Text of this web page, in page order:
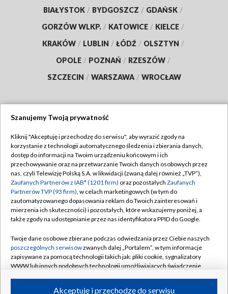
BIAŁYSTOK / BYDGOSZCZ / GDAŃSK /
GORZÓW WLKP. / KATOWICE / KIELCE /
KRAKÓW / LUBLIN / ŁÓDŹ / OLSZTYN /
OPOLE / POZNAŃ / RZESZÓW /
SZCZECIN / WARSZAWA / WROCŁAW
TVP
Abonament TVP
Emisja w TVP
Centrum informacji TVP
Naziemna Telewizja Cyfrowa
Rada Programowa
System NOS
Informacje o nadawcy
Regulamin TVP
Polityka prywatności
Moje zgody
Pomoc
Kontakt
Kanały
Szanujemy Twoją prywatność
Kliknij "Akceptuję i przechodzę do serwisu", aby wyrazić zgody na
korzystanie z technologii automatycznego śledzenia i zbierania danych,
dostęp do informacji na Twoim urządzeniu końcowym i ich
przechowywanie oraz na przetwarzanie Twoich danych osobowych przez
nas, czyli Telewizję Polską S.A. w likwidacji (zwaną dalej również „TVP”),
Zaufanych Partnerów z IAB* (1201 firm) oraz pozostałych Zaufanych
Partnerów TVP (93 firm), w celach marketingowych (w tym do
zautomatyzowanego dopasowania reklam do Twoich zainteresowań i
mierzenia ich skuteczności) i pozostałych, które wskazujemy poniżej, a
także zgody na udostępnianie przez nas identyfikatora PPID do Google.
Twoje dane osobowe zbierane podczas odwiedzania przez Ciebie naszych
poszczególnych serwisówzwanych dalej „Portalem”, w tym informacje
zapisywane za pomocą technologii takich jak: pliki cookie, sygnalizatory
WWW lub innych podobnych technologii umożliwiających świadczenie
Akceptuję i przechodzę do serwisu